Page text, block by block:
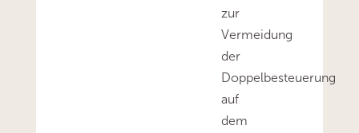
zur
Vermeidung
der
Doppelbesteuerung
auf
dem